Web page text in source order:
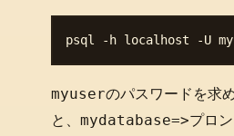
myuserのパスワードを求
と、 mydatabase=>プロ